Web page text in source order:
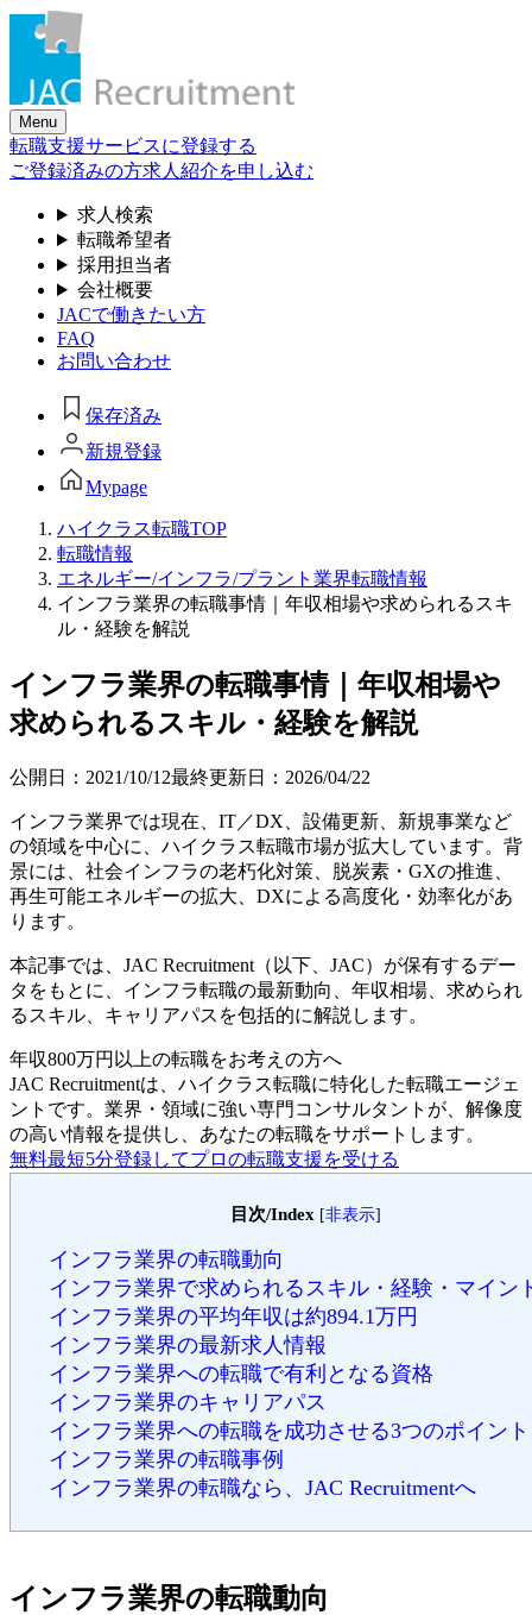
Skip
content
Menu
転職支援サービスに登録する
ご登録済みの方求人紹介を申し込む
求人検索
転職希望者
採用担当者
会社概要
JACで働きたい方
FAQ
お問い合わせ
保存済み
新規登録
Mypage
ハイクラス転職TOP
転職情報
エネルギー/インフラ/プラント業界転職情報
インフラ業界の転職事情｜年収相場や求められるスキ
ル・経験を解説
インフラ業界の転職事情｜年収相場や
求められるスキル・経験を解説
公開日： 2021/10/12最終更新日： 2026/04/22
インフラ業界では現在、IT／DX、設備更新、新規事業など
の領域を中心に、ハイクラス転職市場が拡大しています。背
景には、社会インフラの老朽化対策、脱炭素・GXの推進、
再生可能エネルギーの拡大、DXによる高度化・効率化があ
ります。
本記事では、JAC Recruitment（以下、JAC）が保有するデー
タをもとに、インフラ転職の最新動向、年収相場、求められ
るスキル、キャリアパスを包括的に解説します。
年収800万円以上の転職をお考えの方へ
JAC Recruitmentは、ハイクラス転職に特化した転職エージェ
ントです。 業界・領域に強い専門コンサルタントが、解像度
の高い情報を提供し、あなたの転職をサポートします。
無料最短5分登録してプロの転職支援を受ける
目次/Index [非表示]
インフラ業界の転職動向
インフラ業界で求められるスキル・経験・マイン
インフラ業界の平均年収は約894.1万円
インフラ業界の最新求人情報
インフラ業界への転職で有利となる資格
インフラ業界のキャリアパス
インフラ業界への転職を成功させる3つのポイント
インフラ業界の転職事例
インフラ業界の転職なら、JAC Recruitmentへ
インフラ業界の転職動向